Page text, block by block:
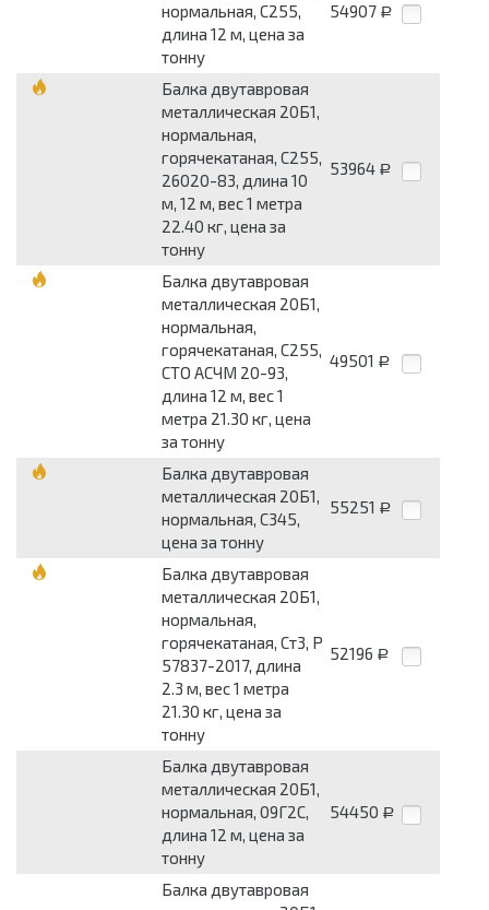
нормальная, С255,
длина 12 м, цена за
тонну
54907 Р
Балка двутавровая
металлическая 20Б1,
нормальная,
горячекатаная, С255,
26020-83, длина 10
м, 12 м, вес 1 метра
22.40 кг, цена за
тонну
53964 Р
Балка двутавровая
металлическая 20Б1,
нормальная,
горячекатаная, С255,
СТО АСЧМ 20-93,
длина 12 м, вес 1
метра 21.30 кг, цена
за тонну
49501 Р
Балка двутавровая
металлическая 20Б1,
нормальная, С345,
цена за тонну
55251 Р
Балка двутавровая
металлическая 20Б1,
нормальная,
горячекатаная, Ст3, Р
57837-2017, длина
2.3 м, вес 1 метра
21.30 кг, цена за
тонну
52196 Р
Балка двутавровая
металлическая 20Б1,
нормальная, 09Г2С,
длина 12 м, цена за
тонну
54450 Р
Балка двутавровая